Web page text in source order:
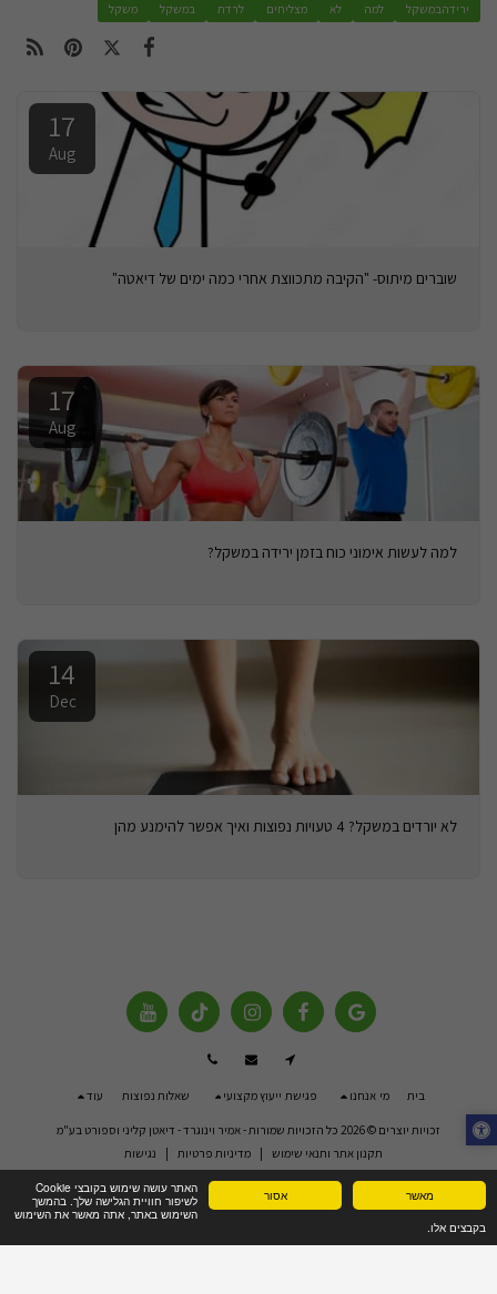
מאשר אסור
האתר עושה שימוש בקובצי Cookie
לשיפור חוויית הגלישה שלך. בהמשך
השימוש באתר, אתה מאשר את השימוש
בקבצים אלו.
ירידהבמשקל למה לא מצליחים לרדת במשקל משקל
17
Aug
שוברים מיתוס- "הקיבה מתכווצת אחרי כמה ימים של דיאטה"
17
Aug
למה לעשות אימוני כוח בזמן ירידה במשקל?
14
Dec
לא יורדים במשקל? 4 טעויות נפוצות ואיך אפשר להימנע מהן
בית מי אנחנו פגישת ייעוץ מקצועי שאלות נפוצות עוד
זכויות יוצרים © 2026 כל הזכויות שמורות -
אמיר וינוגרד - דיאטן קליני וספורט בע"מ
תקנון אתר ותנאי שימוש |מדיניות פרטיות נגישות